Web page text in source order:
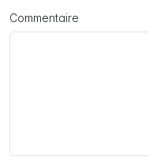
Commentaire